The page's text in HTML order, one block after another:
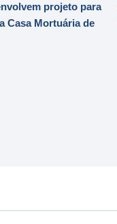
projeto para
Casa Mortuária de